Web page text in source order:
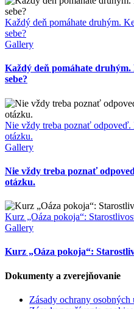
Každý deň pomáhate druhým.
sebe?
Gallery
Každý deň pomáhate druhým.
sebe?
Nie vždy treba poznať
otázku.
Gallery
Nie vždy treba poznať
otázku.
Kurz „Oáza pokoja“:
Gallery
Kurz „Oáza pokoja“:
Dokumenty a zverejňovanie
Zásady ochrany osobných